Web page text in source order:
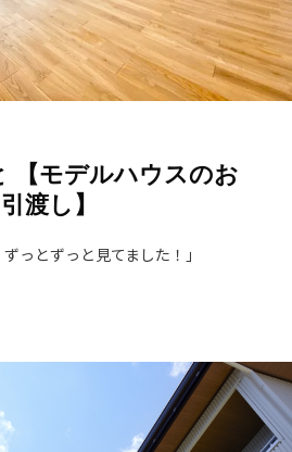
【モデルハウスのお
引渡し】
ずっとずっと見てました！」